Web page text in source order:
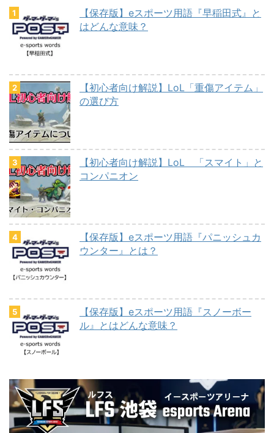
【保存版】eスポーツ用語『早稲田式』と
はどんな意味？
【初心者向け解説】LoL「重傷アイテム」
の選び方
【初心者向け解説】LoL 「スマイト」と
コンパニオン
【保存版】eスポーツ用語『パニッシュカ
ウンター』とは？
【保存版】eスポーツ用語『スノーボー
ル』とはどんな意味？